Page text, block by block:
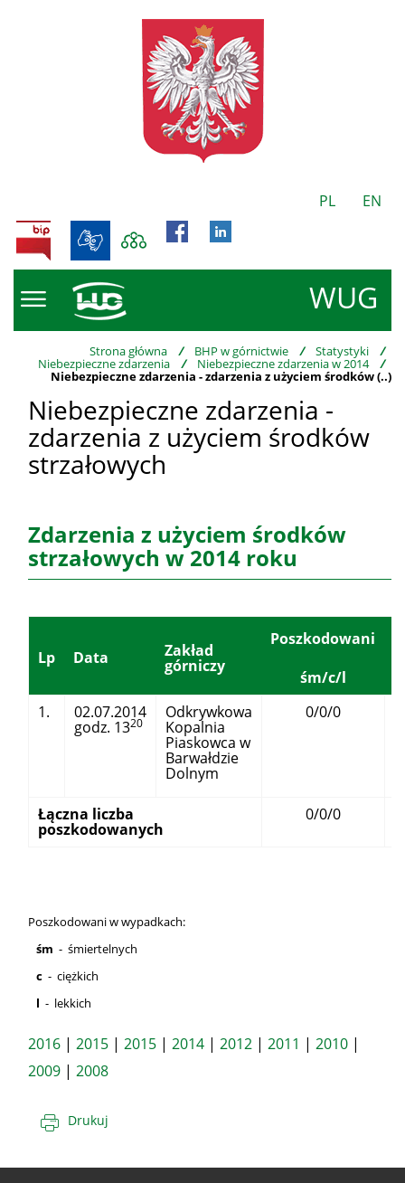
PL EN
WUG
BIP
Strona główna / BHP w górnictwie / Statystyki /
Niebezpieczne zdarzenia / Niebezpieczne zdarzenia w 2014 /
Niebezpieczne zdarzenia - zdarzenia z użyciem środków (..)
Niebezpieczne zdarzenia -
zdarzenia z użyciem środków
strzałowych
Zdarzenia z użyciem środków
strzałowych w 2014 roku
Lp Data Zakład
górniczy
Poszkodowani
śm/c/l
1.
02.07.2014
godz. 1320
Odkrywkowa
Kopalnia
Piaskowca w
Barwałdzie
Dolnym
0/0/0
Łączna liczba
poszkodowanych
0/0/0
Poszkodowani w wypadkach:
śm - śmiertelnych
c - ciężkich
l - lekkich
2016 | 2015 | 2015 | 2014 | 2012 | 2011 | 2010 |
2009 | 2008
Drukuj